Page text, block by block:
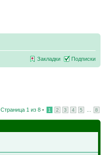
Закладки Подписки
Страница 1 из 8 • 1 2 3 4 5 8